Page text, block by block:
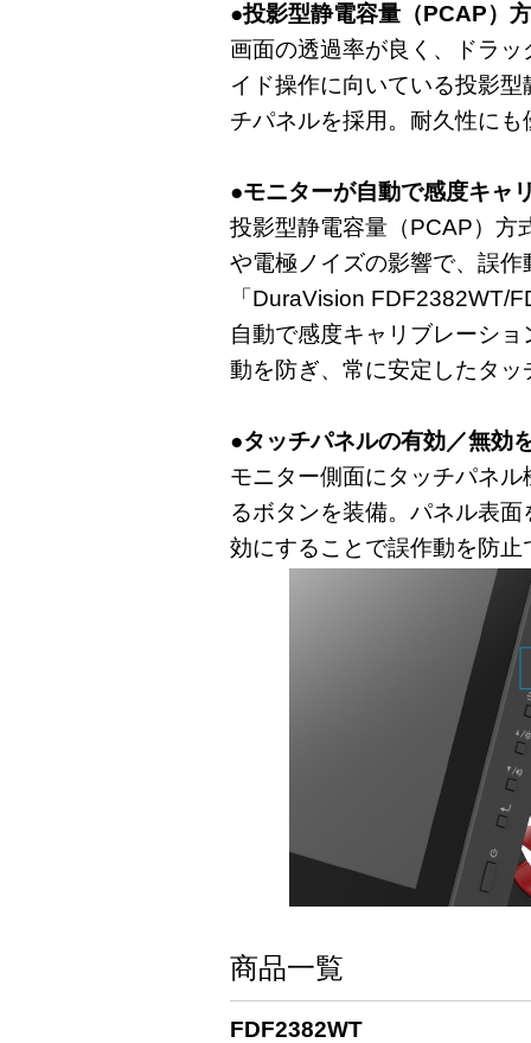
●投影型静電容量（PCAP）
画面の透過率が良く、ドラ
イド操作に向いている投影
チパネルを採用。耐久性にも
●モニターが自動で感度キャ
投影型静電容量（PCAP）方
や電極ノイズの影響で、誤
「DuraVision FDF2382WT/
自動で感度キャリブレーシ
動を防ぎ、常に安定したタ
●タッチパネルの有効／無効
モニター側面にタッチパネ
るボタンを装備。パネル表
効にすることで誤作動を防止
商品一覧
FDF2382WT